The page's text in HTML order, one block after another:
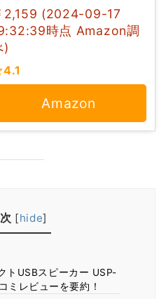
2,159 (2024-09-17
時点 Amazon調
)
4.1
Amazon
[hide]
トUSBスピーカー USP-
ミレビューを要約！